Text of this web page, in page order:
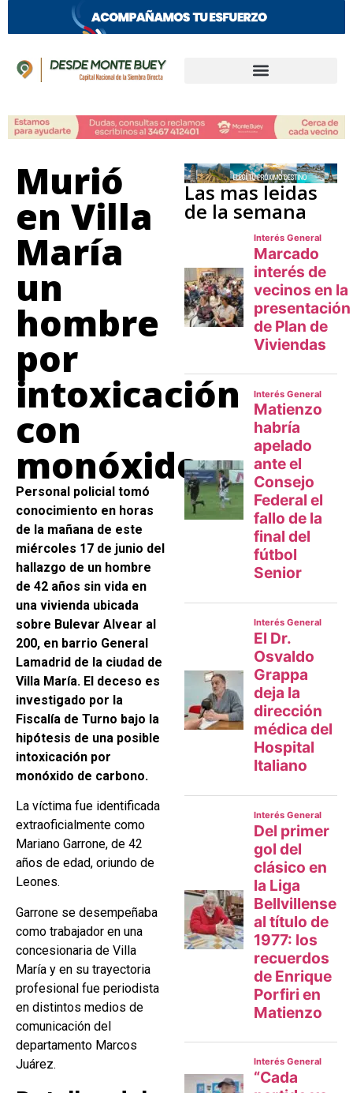
Murió
en Villa
María
un
hombre
por
intoxicación
con
monóxido
Personal policial tomó
conocimiento en horas
de la mañana de este
miércoles 17 de junio del
hallazgo de un hombre
de 42 años sin vida en
una vivienda ubicada
sobre Bulevar Alvear al
200, en barrio General
Lamadrid de la ciudad de
Villa María. El deceso es
investigado por la
Fiscalía de Turno bajo la
hipótesis de una posible
intoxicación por
monóxido de carbono.
La víctima fue identificada
extraoficialmente como
Mariano Garrone, de 42
años de edad, oriundo de
Leones.
Garrone se desempeñaba
como trabajador en una
concesionaria de Villa
María y en su trayectoria
profesional fue periodista
en distintos medios de
comunicación del
departamento Marcos
Juárez.
Las mas leidas
de la semana